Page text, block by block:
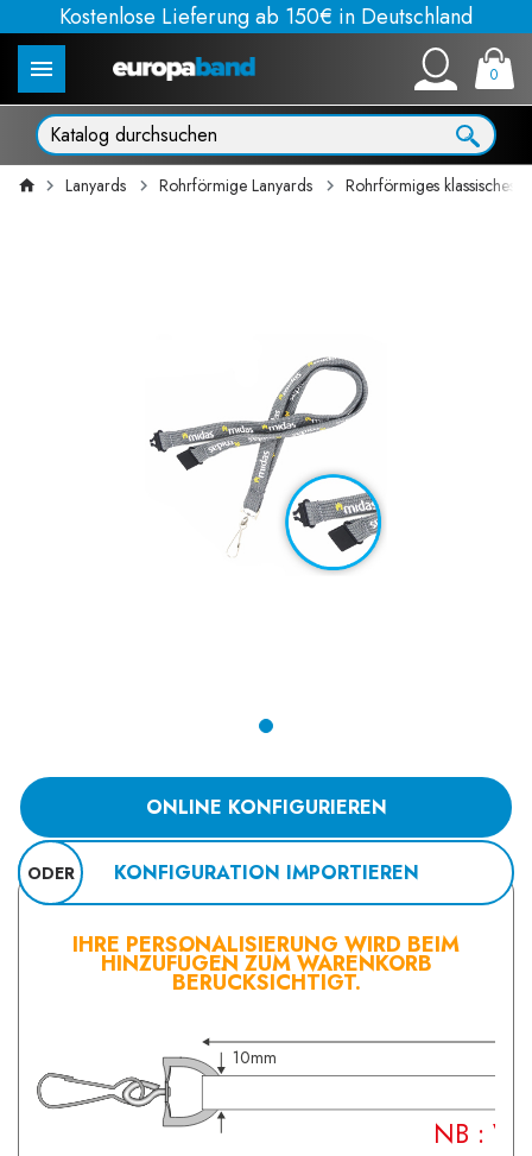
Kostenlose Lieferung ab 150€ in Deutschland
0
Lanyards Rohrförmige Lanyards Rohrförmiges klassisches
ONLINE KONFIGURIEREN
ODER KONFIGURATION IMPORTIEREN
IHRE PERSONALISIERUNG WIRD BEIM
HINZUFÜGEN ZUM WARENKORB
BERÜCKSICHTIGT.
10mm
NB :